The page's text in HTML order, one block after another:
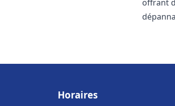
offrant
Horaires